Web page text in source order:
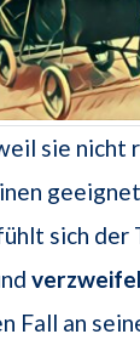
sie
sich der
Fall an